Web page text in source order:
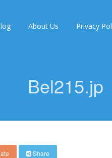
About Us Privacy
Bel215.jp
Share